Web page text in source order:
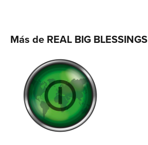
Más de REAL BIG BLESSINGS